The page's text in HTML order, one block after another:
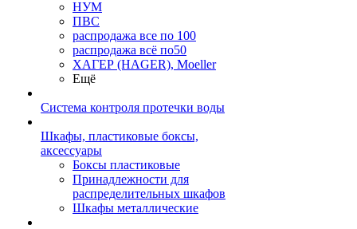
НУМ
ПВС
распродажа все по 100
распродажа всё по50
ХАГЕР (HAGER), Moeller
Ещё
Система контроля протечки воды
Шкафы, пластиковые боксы,
аксессуары
Боксы пластиковые
Принадлежности для
распределительных шкафов
Шкафы металлические